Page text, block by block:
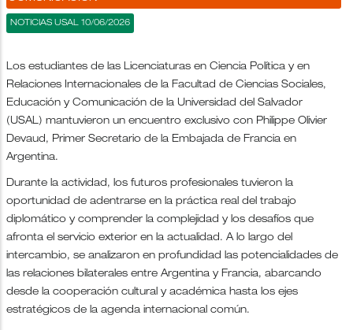
NOTICIAS USAL 10/06/2026
Los estudiantes de las Licenciaturas en Ciencia Política y en
Relaciones Internacionales de la Facultad de Ciencias Sociales,
Educación y Comunicación de la Universidad del Salvador
(USAL) mantuvieron un encuentro exclusivo con Philippe Olivier
Devaud, Primer Secretario de la Embajada de Francia en
Argentina.
Durante la actividad, los futuros profesionales tuvieron la
oportunidad de adentrarse en la práctica real del trabajo
diplomático y comprender la complejidad y los desafíos que
afronta el servicio exterior en la actualidad. A lo largo del
intercambio, se analizaron en profundidad las potencialidades de
las relaciones bilaterales entre Argentina y Francia, abarcando
desde la cooperación cultural y académica hasta los ejes
estratégicos de la agenda internacional común.